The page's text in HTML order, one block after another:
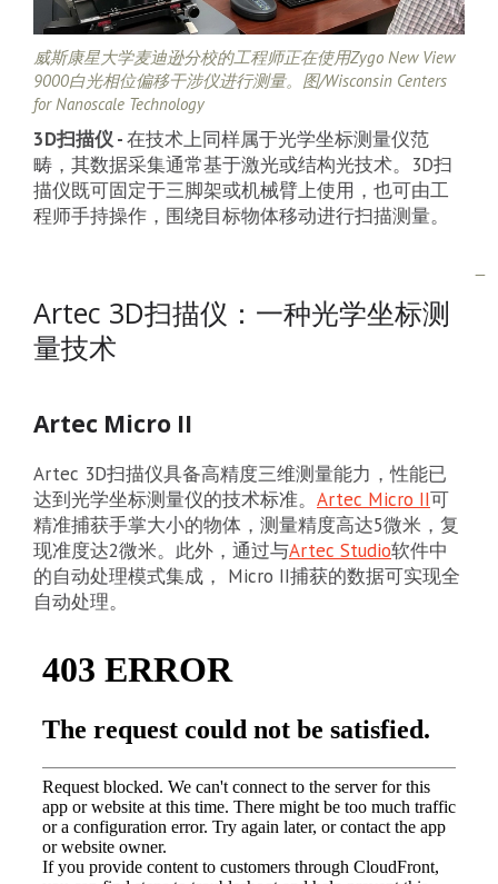
威斯康星大学麦迪逊分校的工程师正在使用Zygo New View
9000白光相位偏移干涉仪进行测量。图/Wisconsin Centers
for Nanoscale Technology
3D扫描仪 -在技术上同样属于光学坐标测量仪范
畴，其数据采集通常基于激光或结构光技术。3D扫
描仪既可固定于三脚架或机械臂上使用，也可由工
程师手持操作，围绕目标物体移动进行扫描测量。
Artec 3D扫描仪：一种光学坐标测
量技术
Artec Micro II
Artec 3D扫描仪具备高精度三维测量能力，性能已
达到光学坐标测量仪的技术标准。 Artec Micro II可
精准捕获手掌大小的物体，测量精度高达5微米，复
现准度达2微米。此外，通过与Artec Studio软件中
的自动处理模式集成， Micro II捕获的数据可实现全
自动处理。